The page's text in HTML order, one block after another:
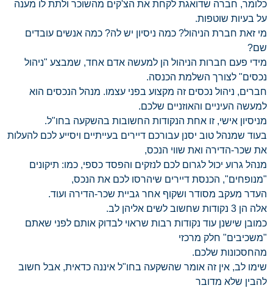
כלומר, חברה שדואגת לקחת את הצ'קים מהשוכר ולתת לו מענה
על בעיות שוטפות.
מי זאת חברת הניהול? כמה ניסיון יש לה? כמה אנשים עובדים
שם?
מידי פעם חברות הניהול הן למעשה אדם אחד, שמבצע "ניהול
נכסים" לצורך השלמת הכנסה.
חברים, ניהול נכסים זה מקצוע בפני עצמו. מנהל הנכסים הוא
למעשה העיניים והאוזניים שלכם.
מניסיון אישי, זו אחת הנקודות החשובות בהשקעה בחו"ל.
בעוד שמנהל טוב יסנן עבורכם דיירים בעייתיים ויסייע לכם להעלות
את שכר-הדירה ואת שווי הנכס,
מנהל גרוע יכול לגרום לכם לנזקים והפסד כספי, כמו: תיקונים
"מנופחים", הכנסת דיירים שיהרסו לכם את הנכס,
העדר מעקב מסודר ושקוף אחר גביית שכר-הדירה ועוד.
אלה הן 3 נקודות שחשוב לשים אליהן לב.
כמובן שישנן עוד נקודות רבות שראוי לבדוק אותם לפני שאתם
"משכיבים" חלק מרכזי
מהחסכונות שלכם.
שימו לב, אין זה אומר שהשקעה בחו"ל איננה כדאית, אבל חשוב
להבין שלא מדובר